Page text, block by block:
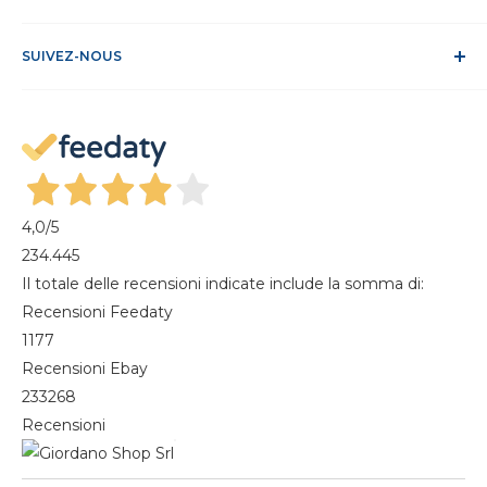
FAQ
S'identifier
Magazine
SUIVEZ-NOUS
4,0/5
234.445
Il totale delle recensioni indicate include la somma di:
Recensioni Feedaty
1177
Recensioni Ebay
233268
Recensioni